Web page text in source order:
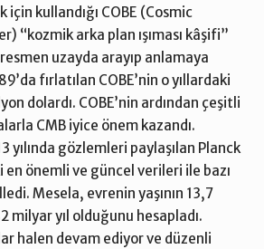
için kullandığı COBE (Cosmic
“kozmik arka plan ışıması kâşifi”
resmen uzayda arayıp anlamaya
fırlatılan COBE’nin o yıllardaki
dolardı. COBE’nin ardından çeşitli
CMB iyice önem kazandı.
yılında gözlemleri paylaşılan Planck
en önemli ve güncel verileri ile bazı
Mesela, evrenin yaşının 13,7
milyar yıl olduğunu hesapladı.
halen devam ediyor ve düzenli